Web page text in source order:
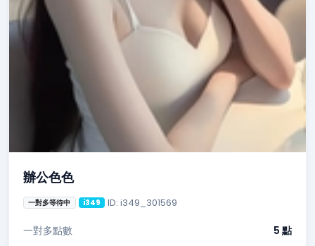
辦公色色
一對多等待中 i349 ID: i349_301569
一對多點數
5 點